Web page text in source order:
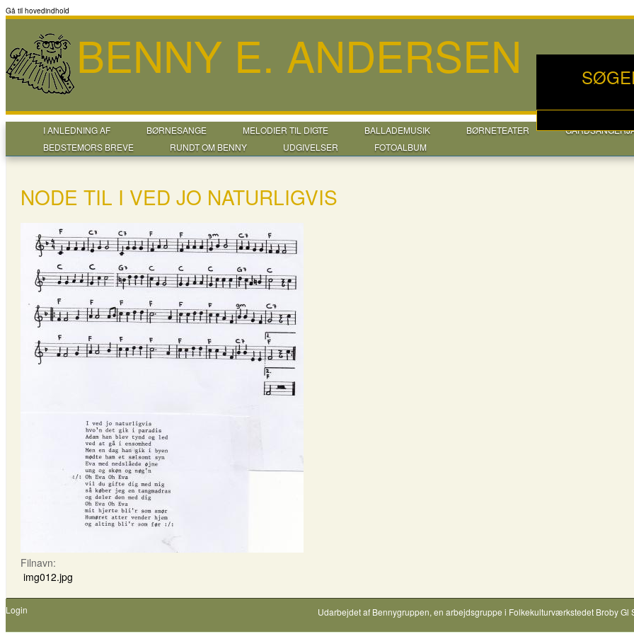
Gå til hovedindhold
BENNY E. ANDERSEN
I ANLEDNING AF BØRNESANGE MELODIER TIL DIGTE BALLADEMUSIK BØRNETEATER
BEDSTEMORS BREVE
RUNDT OM BENNY UDGIVELSER FOTOALBUM
NODE TIL I VED JO NATURLIGVIS
Filnavn:
img012.jpg
Login Udarbejdet af Bennygruppen, en arbejdsgruppe i Folkekulturværkstedet Broby Gl